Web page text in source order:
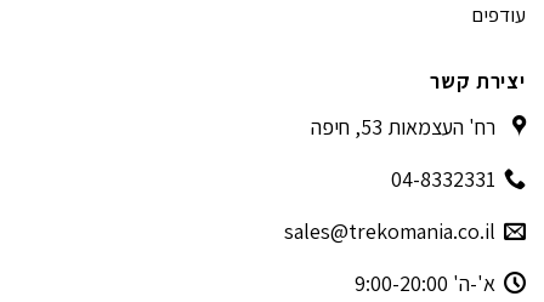
עודפים
יצירת קשר
רח' העצמאות 53, חיפה
04-8332331
sales@trekomania.co.il
א'-ה' 9:00-20:00